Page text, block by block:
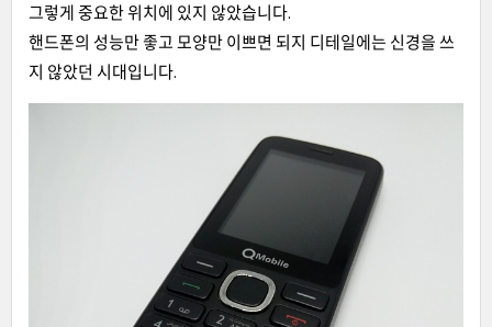
그렇게 중요한 위치에 있지 않았습니다.
핸드폰의 성능만 좋고 모양만 이쁘면 되지 디테일에는 신경을 쓰
지 않았던 시대입니다.